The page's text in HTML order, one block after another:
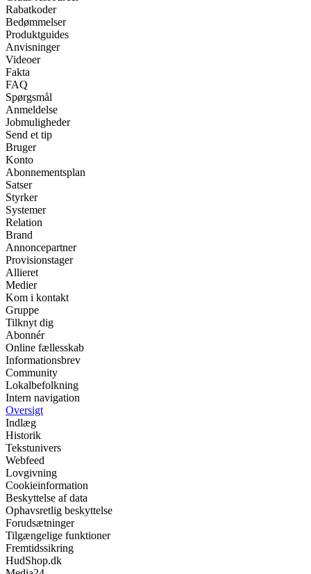
Rabatkoder
Bedømmelser
Produktguides
Anvisninger
Videoer
Fakta
FAQ
Spørgsmål
Anmeldelse
Jobmuligheder
Send et tip
Bruger
Konto
Abonnementsplan
Satser
Styrker
Systemer
Relation
Brand
Annoncepartner
Provisionstager
Allieret
Medier
Kom i kontakt
Gruppe
Tilknyt dig
Abonnér
Online fællesskab
Informationsbrev
Community
Lokalbefolkning
Intern navigation
Oversigt
Indlæg
Historik
Tekstunivers
Webfeed
Lovgivning
Cookieinformation
Beskyttelse af data
Ophavsretlig beskyttelse
Forudsætninger
Tilgængelige funktioner
Fremtidssikring
HudShop.dk